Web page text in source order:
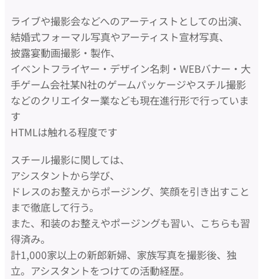
ライブや撮影会などへのアーティストとしての出演、
結婚式フォーマル写真やアーティスト宣材写真、
披露宴動画撮影・製作、
イベントフライヤー・デザイン名刺・WEBバナー・大
手ゲーム会社某N社のゲームパッケージやスチル撮影
などのクリエイター業なども現在進行形で行っていま
す
HTMLは触れる程度です
スチール撮影に関しては、
アシスタントから学び、
ドレスのお整えからポージング、笑顔を引き出すこと
まで徹底して行う。
また、和装のお整えやポージングも習い、こちらも習
得済み。
計1,000家以上の新郎新婦、家族写真を撮影後、独
立。アシスタントをつけての活動経歴。